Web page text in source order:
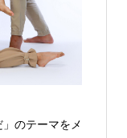
のテーマをメ